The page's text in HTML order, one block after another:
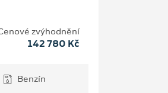
zvýhodnění
142 780 Kč
Benzín